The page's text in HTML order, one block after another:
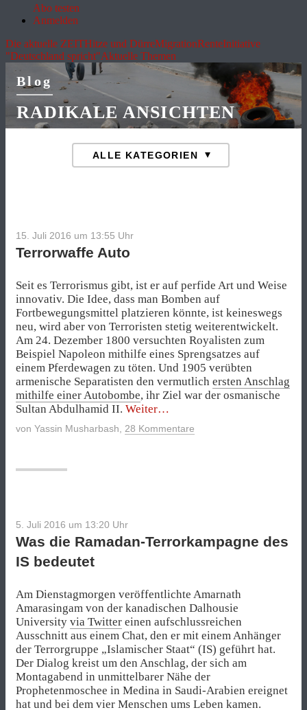
Abo testen
Anmelden
Die aktuelle ZEITHitze und DürreMigrationRenteInitiative
"Deutschland spricht"Aktuelle Themen
Blog
RADIKALE ANSICHTEN
15. Juli 2016 um 13:55 Uhr
Terrorwaffe Auto
Seit es Terrorismus gibt, ist er auf perfide Art und Weise
innovativ. Die Idee, dass man Bomben auf
Fortbewegungsmittel platzieren könnte, ist keineswegs
neu, wird aber von Terroristen stetig weiterentwickelt.
Am 24. Dezember 1800 versuchten Royalisten zum
Beispiel Napoleon mithilfe eines Sprengsatzes auf
einem Pferdewagen zu töten. Und 1905 verübten
armenische Separatisten den vermutlich ersten Anschlag
mithilfe einer Autobombe, ihr Ziel war der osmanische
Sultan Abdulhamid II. Weiter„Terrorwaffe
von Yassin Musharbash, 28 Kommentare
5. Juli 2016 um 13:20 Uhr
Was die Ramadan-Terrorkampagne des
IS bedeutet
Am Dienstagmorgen veröffentlichte Amarnath
Amarasingam von der kanadischen Dalhousie
University via Twitter einen aufschlussreichen
Ausschnitt aus einem Chat, den er mit einem Anhänger
der Terrorgruppe „Islamischer Staat“ (IS) geführt hat.
Der Dialog kreist um den Anschlag, der sich am
Montagabend in unmittelbarer Nähe der
Prophetenmoschee in Medina in Saudi-Arabien ereignet
hat und bei dem vier Menschen ums Leben kamen.